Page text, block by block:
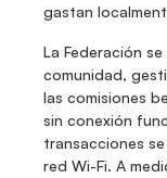
gastan
La Federación
comunidad,
las comisiones
sin conexión
transacciones
red Wi-Fi. A